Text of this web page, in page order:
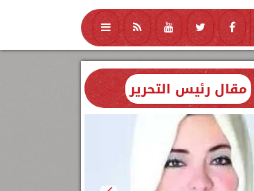
تكنولوجيا منوعات محافظات
مقال رئيس التحرير